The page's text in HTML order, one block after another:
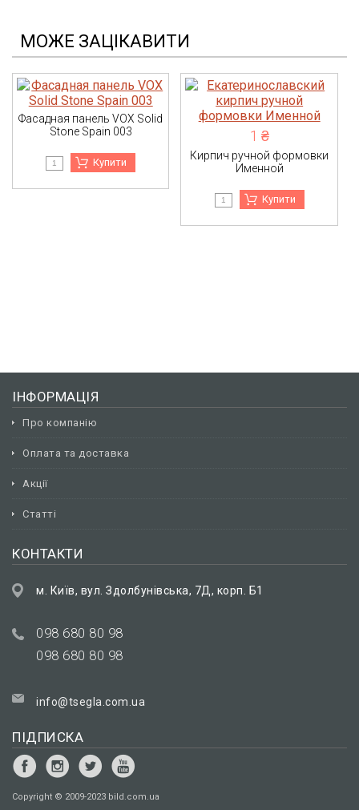
МОЖЕ ЗАЦІКАВИТИ
Фасадная панель VOX Solid
Stone Spain 003
Купити
1 ₴
Кирпич ручной формовки
Именной
Купити
КОНТАКТИ
м. Київ, вул. Здолбунівська, 7Д, корп. Б1
098 680 80 98
098 680 80 98
info@tsegla.com.ua
ІНФОРМАЦІЯ
Про компанію
Оплата та доставка
Акції
Статті
ПІДПИСКА
Сopyright © 2009-2023 bild.com.ua